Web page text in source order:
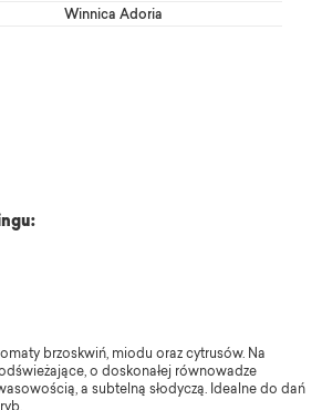
Winnica Adoria
brzoskwiń, miodu oraz cytrusów. Na
o doskonałej równowadze
a subtelną słodyczą. Idealne do dań